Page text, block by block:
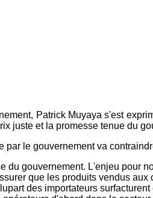
Patrick Muyaya s'est
juste et la promesse tenue du
par le gouvernement va
du gouvernement. L'enjeu pour
que les produits vendus
des importateurs